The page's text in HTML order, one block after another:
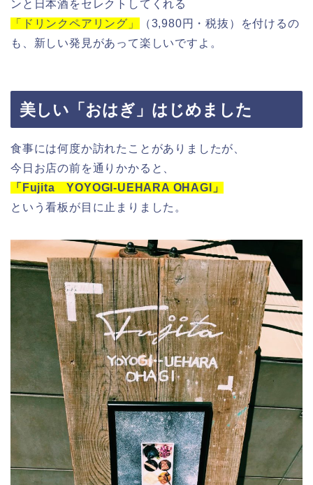
ンと日本酒をセレクトしてくれる
「ドリンクペアリング」
（3,980円・税抜）を付けるの
も、新しい発見があって楽しいですよ。
美しい「おはぎ」はじめました
食事には何度か訪れたことがありましたが、
今日お店の前を通りかかると、
「Fujita YOYOGI-UEHARA OHAGI」
という看板が目に止まりました。